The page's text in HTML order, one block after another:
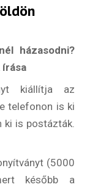
házasodni?
írása
kiállítja az
telefonon is ki
ki is postázták.
(5000
később a